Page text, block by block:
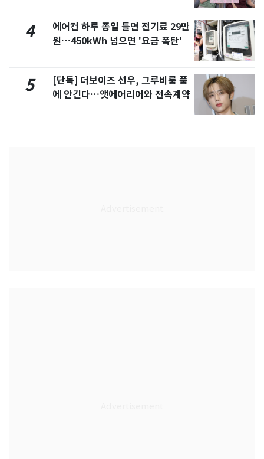
4
에어컨 하루 종일 틀면 전기료 29만
원…450kWh 넘으면 '요금 폭탄'
5
[단독] 더보이즈 선우, 그루비룸 품
에 안긴다…앳에어리어와 전속계약